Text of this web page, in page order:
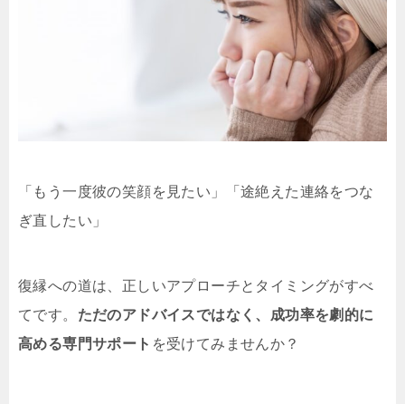
「もう一度彼の笑顔を見たい」「途絶えた連絡をつな
ぎ直したい」
復縁への道は、正しいアプローチとタイミングがすべ
てです。 ただのアドバイスではなく、成功率を劇的に
高める専門サポート を受けてみませんか？